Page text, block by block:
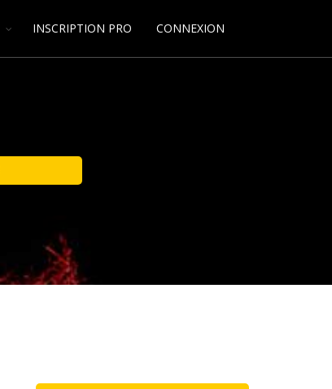
INSCRIPTION PRO CONNEXION